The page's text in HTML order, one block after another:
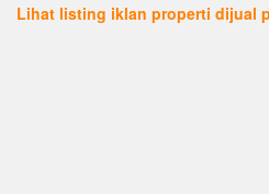
Lihat listing iklan properti dijual